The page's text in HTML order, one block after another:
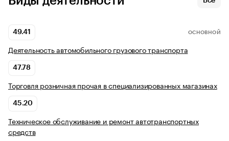
49.41 ОСНОВНОЙ
Деятельность автомобильного грузового транспорта
47.78
Торговля розничная прочая в специализированных магазинах
45.20
Техническое обслуживание и ремонт автотранспортных
средств